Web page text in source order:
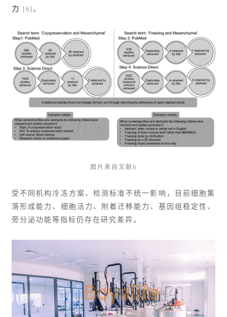
力
[6] 。
图片来自文献6
受不同机构冷冻方案、检测标准不统一影响，目前细胞集
落形成能力、细胞活力、附着迁移能力、基因组稳定性、
旁分泌功能等指标仍存在研究差异。